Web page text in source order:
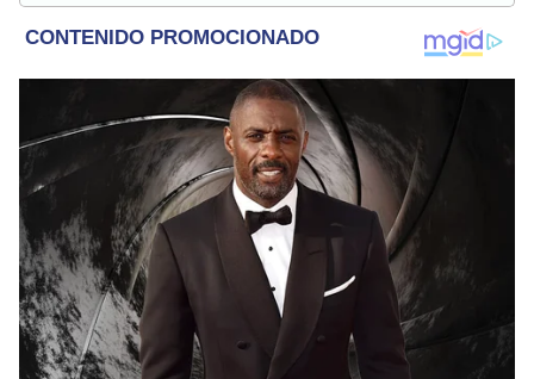
internacional, trucos caseros y educación.